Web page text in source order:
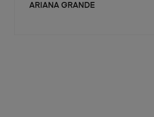
ARIANA GRANDE